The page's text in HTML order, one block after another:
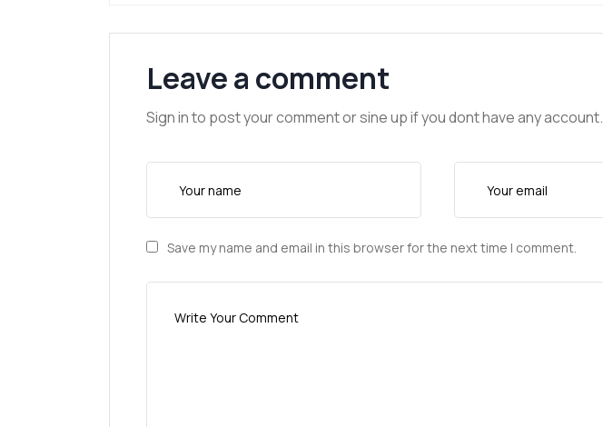
Leave a comment
Sign in to post your comment or sine up if you dont have any account.
Save my name and email in this browser for the next time I comment.